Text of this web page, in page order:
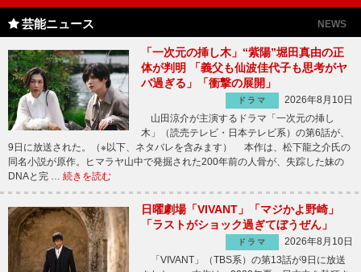
芸能ニュース NEWS
「一次元の挿し木」“紫陽”堀田真由の正
体が判明 「義父も仙波佳代子も思考がヤ
バ過ぎる」「衝撃の展開」
ドラマ
2026年8月10日
山田涼介が主演するドラマ「一次元の挿し
木」（読売テレビ・日本テレビ系）の第6話が、
9日に放送された。（※以下、ネタバレを含みます） 本作は、松下龍之介氏の
同名小説が原作。ヒマラヤ山中で発掘された200年前の人骨が、失踪した妹の
DNAと完 … 続きを読む
日曜劇場「VIVANT」「マジかよ野崎」
「ラストがショック過ぎてぼうぜん」
ドラマ
2026年8月10日
「VIVANT」（TBS系）の第13話が9日に放送